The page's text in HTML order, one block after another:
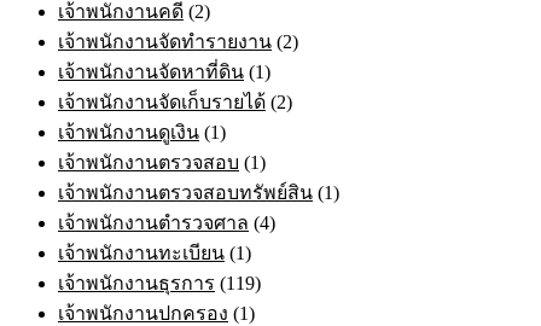
เจ้าพนักงานคดี (2)
เจ้าพนักงานจัดทำรายงาน (2)
เจ้าพนักงานจัดหาที่ดิน (1)
เจ้าพนักงานจัดเก็บรายได้ (2)
เจ้าพนักงานดูเงิน (1)
เจ้าพนักงานตรวจสอบ (1)
เจ้าพนักงานตรวจสอบทรัพย์สิน (1)
เจ้าพนักงานตำรวจศาล (4)
เจ้าพนักงานทะเบียน (1)
เจ้าพนักงานธุรการ (119)
เจ้าพนักงานปกครอง (1)